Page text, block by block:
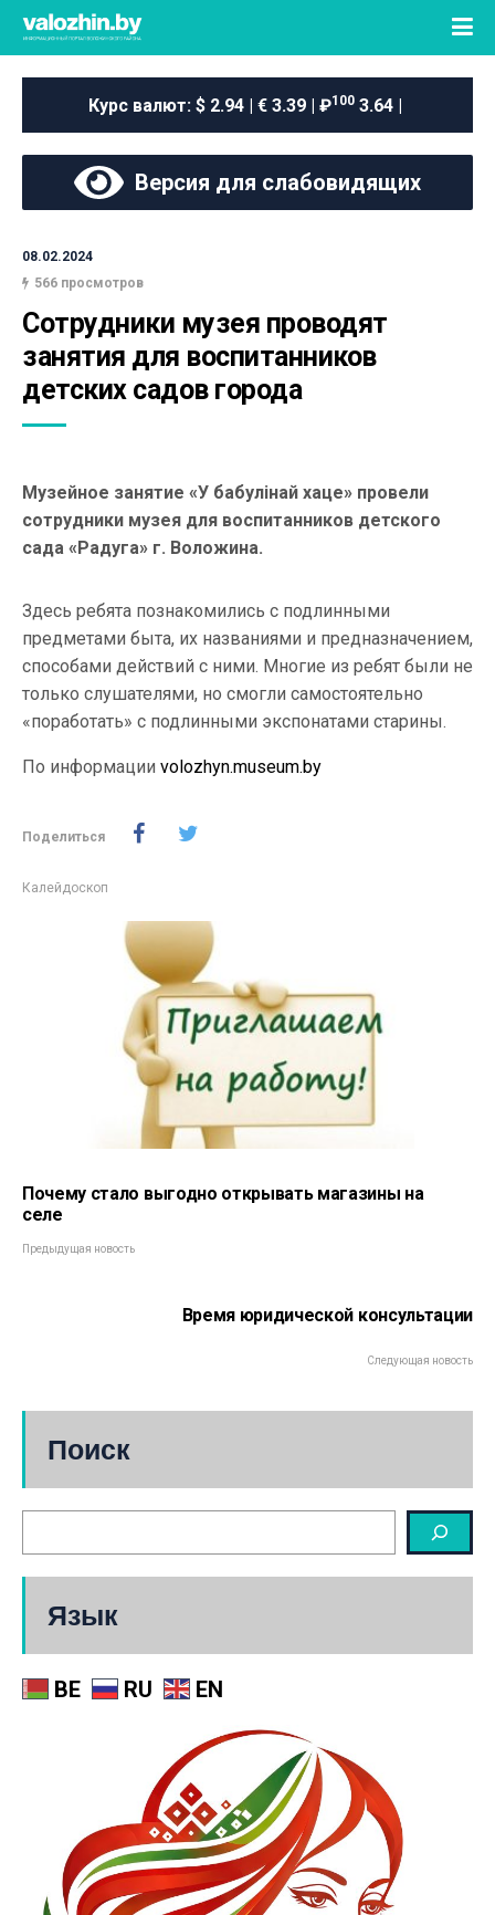
Курс валют: $ 2.94 | € 3.39 | ₽100 3.64 |
Версия для слабовидящих
08.02.2024
566 просмотров
Сотрудники музея проводят
занятия для воспитанников
детских садов города
Музейное занятие «У бабулінай хаце» провели
сотрудники музея для воспитанников детского
сада «Радуга» г. Воложина.
Здесь ребята познакомились с подлинными
предметами быта, их названиями и предназначением,
способами действий с ними. Многие из ребят были не
только слушателями, но смогли самостоятельно
«поработать» с подлинными экспонатами старины.
По информации volozhyn.museum.by
Поделиться
Калейдоскоп
Почему стало выгодно открывать магазины на
селе
Предыдущая новость
Время юридической консультации
Следующая новость
Поиск
Язык
BE RU EN